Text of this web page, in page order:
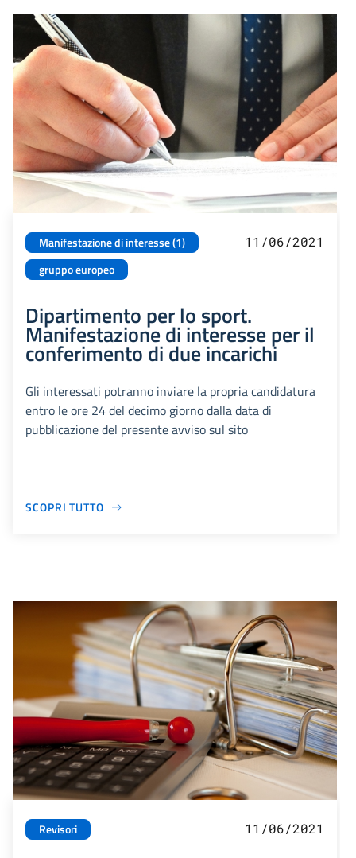
Manifestazione di interesse (1)
gruppo europeo
11/06/2021
Dipartimento per lo sport.
Manifestazione di interesse per il
conferimento di due incarichi
Gli interessati potranno inviare la propria candidatura
entro le ore 24 del decimo giorno dalla data di
pubblicazione del presente avviso sul sito
SCOPRI TUTTO
Revisori 11/06/2021